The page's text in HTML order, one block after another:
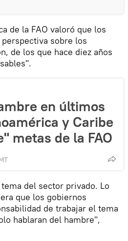
de la FAO valoró que los
sobre los
de los que hace diez años
en últimos
y Caribe
metas de la FAO
del sector privado. Lo
que los gobiernos
de trabajar el tema
hablaran del hambre",